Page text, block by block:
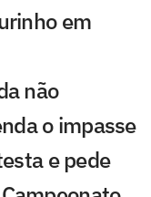
em
não
o impasse
e pede